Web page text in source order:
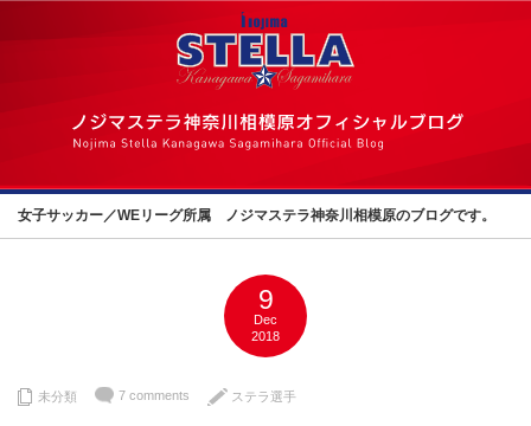
女子サッカー／WEリーグ所属 ノジマステラ神奈川相模原のブログです。
9
Dec
2018
未分類 7 comments ステラ選手